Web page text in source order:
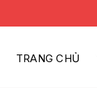
TRANG CHỦ